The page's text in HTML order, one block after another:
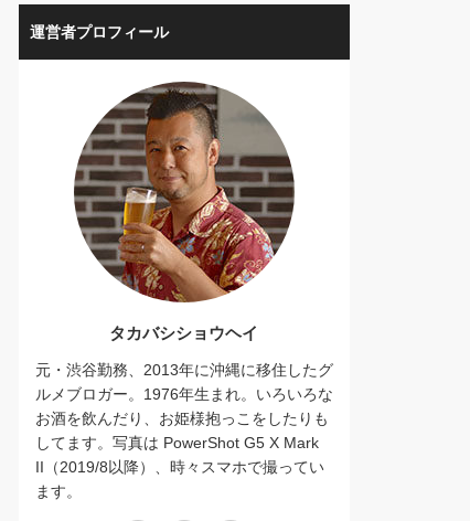
運営者プロフィール
タカバシショウヘイ
元・渋谷勤務、2013年に沖縄に移住したグ
ルメブロガー。1976年生まれ。いろいろな
お酒を飲んだり、お姫様抱っこをしたりも
してます。写真は PowerShot G5 X Mark
II（2019/8以降）、時々スマホで撮ってい
ます。